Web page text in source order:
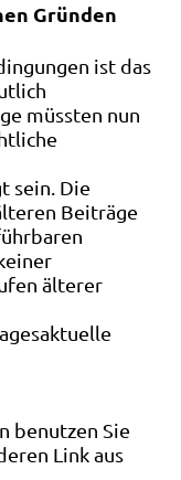
Gründen
ist das
müssten nun
sein. Die
Beiträge
älterer
benutzen Sie
Link aus